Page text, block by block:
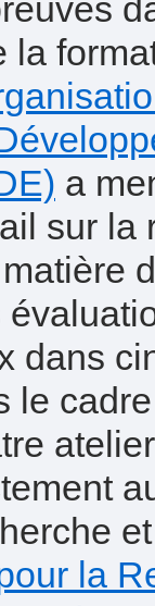
la
a
sur la
dans
le
la